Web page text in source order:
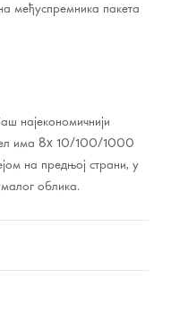
међуспремника пакета
најекономичнији
има 8x 10/100/1000
на предњој страни, у
облика.